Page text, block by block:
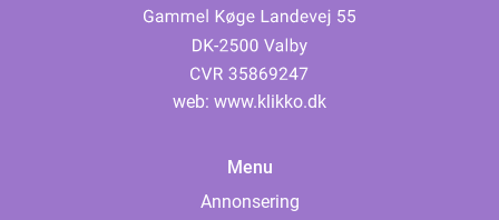
web: www.klikko.dk
Menu
Annonsering